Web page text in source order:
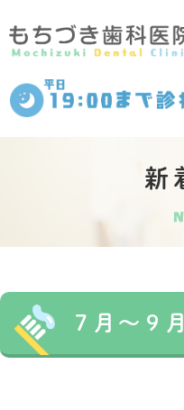
新
７月～９